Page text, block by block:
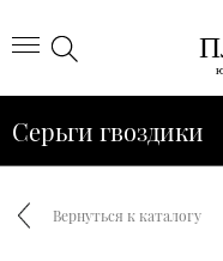
Серьги гвоздики
Вернуться к каталогу